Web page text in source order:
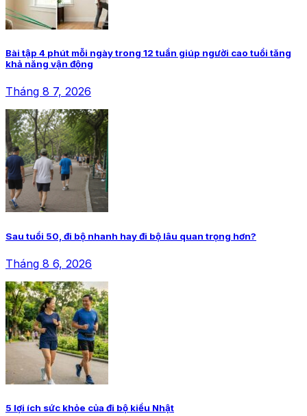
Bài tập 4 phút mỗi ngày trong 12 tuần giúp người cao tuổi tăng
khả năng vận động
Tháng 8 7, 2026
Sau tuổi 50, đi bộ nhanh hay đi bộ lâu quan trọng hơn?
Tháng 8 6, 2026
5 lợi ích sức khỏe của đi bộ kiểu Nhật